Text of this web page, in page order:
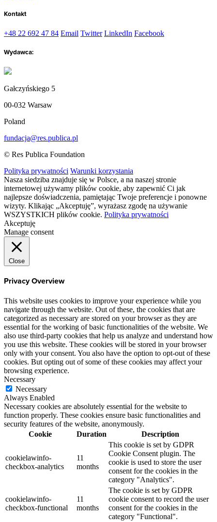
Kontakt
+48 22 692 47 84 Email Twitter LinkedIn Facebook
Wydawca:
Gałczyńskiego 5
00-032 Warsaw
Poland
fundacja@res.publica.pl
© Res Publica Foundation
Polityka prywatności Warunki korzystania
Nasza siedziba znajduje się w Polsce, a na naszej stronie
internetowej używamy plików cookie, aby zapewnić Ci jak
najlepsze doświadczenia, pamiętając Twoje preferencje i ponowne
wizyty. Klikając „Akceptuję”, wyrażasz zgodę na używanie
WSZYSTKICH plików cookie. Polityka prywatności
Akceptuję
Manage consent
Close
Privacy Overview
This website uses cookies to improve your experience while you
navigate through the website. Out of these, the cookies that are
categorized as necessary are stored on your browser as they are
essential for the working of basic functionalities of the website. We
also use third-party cookies that help us analyze and understand how
you use this website. These cookies will be stored in your browser
only with your consent. You also have the option to opt-out of these
cookies. But opting out of some of these cookies may affect your
browsing experience.
Necessary
Necessary
Always Enabled
Necessary cookies are absolutely essential for the website to
function properly. These cookies ensure basic functionalities and
security features of the website, anonymously.
Cookie
Duration Description
cookielawinfo-
checkbox-analytics
11
months
This cookie is set by GDPR
Cookie Consent plugin. The
cookie is used to store the user
consent for the cookies in the
category "Analytics".
cookielawinfo-
checkbox-functional
11
months
The cookie is set by GDPR
cookie consent to record the user
consent for the cookies in the
category "Functional".